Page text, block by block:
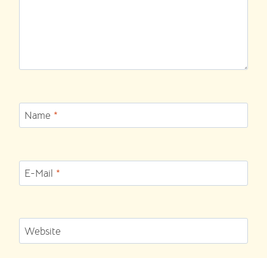
Name *
E-Mail *
Website